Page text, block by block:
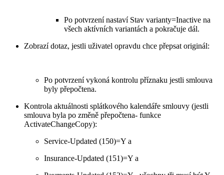
Po potvrzení nastaví Stav varianty=Inactive na
všech aktívních variantách a pokračuje dál.
Zobrazí dotaz, jestli uživatel opravdu chce přepsat originál:
Po potvrzení vykoná kontrolu příznaku jestli smlouva
byly přepočtena.
Kontrola aktuálnosti splátkového kalendáře smlouvy (jestli
smlouva byla po změně přepočtena- funkce
ActivateChangeCopy):
Service-Updated (150)=Y a
Insurance-Updated (151)=Y a